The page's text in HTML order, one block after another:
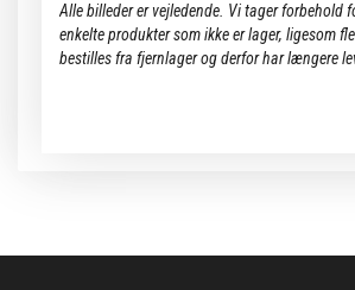
Alle billeder er vejledende. Vi tager forbehold
enkelte produkter som ikke er lager, ligesom
bestilles fra fjernlager og derfor har længere